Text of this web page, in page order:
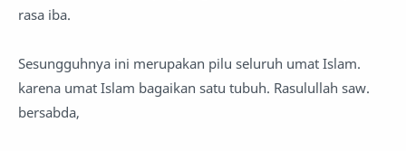
rasa iba.
Sesungguhnya ini merupakan pilu seluruh umat Islam.
karena umat Islam bagaikan satu tubuh. Rasulullah saw.
bersabda,